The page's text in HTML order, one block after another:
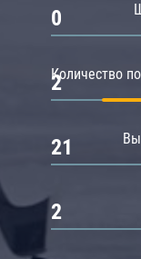
0
Количество
2
21
2